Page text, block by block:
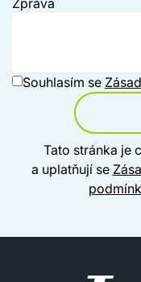
Zpráva
Souhlasím se
Tato stránka je
a uplatňují se